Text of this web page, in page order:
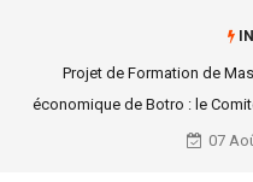
Projet de Formation de
économique de Botro : le
07